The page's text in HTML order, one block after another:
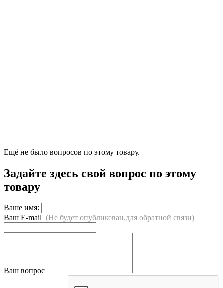
Ещё не было вопросов по этому товару.
Задайте здесь свой вопрос по этому
товару
Ваше имя:
Ваш E-mail (Не будет опубликован,для обратной связи)
Ваш вопрос